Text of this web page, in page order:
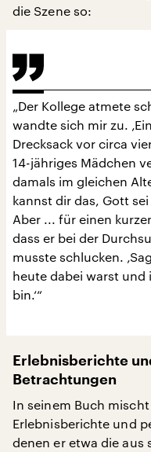
die Szene so:
„Der Kollege atmete
wandte sich mir zu.
Drecksack vor circa
14-jähriges Mädchen
damals im gleichen
kannst dir das, Gott
Aber ... für einen
dass er bei der
musste schlucken.
heute dabei warst
bin.‘“
Erlebnisberichte
Betrachtungen
In seinem Buch
Erlebnisberichte und
denen er etwa die aus